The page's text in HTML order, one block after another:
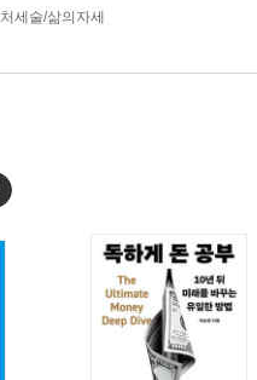
처세술/삶의자세